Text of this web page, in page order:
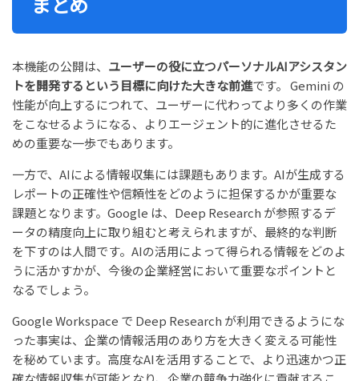
本機能の公開は、 ユーザーの役に立つパーソナルAIアシスタン
トを開発するという目標に向けた大きな前進です。 Gemini の
性能が向上するにつれて、ユーザーに代わってより多くの作業
をこなせるようになる、よりエージェント的に進化させるた
めの重要な一歩でもあります。
一方で、AIによる情報収集には課題もあります。AIが生成する
レポートの正確性や信頼性をどのように担保するかが重要な
課題となります。Google は、Deep Research が参照するデ
ータの精度向上に取り組むと考えられますが、最終的な判断
を下すのは人間です。AIの活用によって得られる情報をどのよ
うに活かすかが、今後の企業経営において重要なポイントと
なるでしょう。
Google Workspace で Deep Research が利用できるようにな
った事実は、企業の情報活用のあり方を大きく変える可能性
を秘めています。高度なAIを活用することで、より迅速かつ正